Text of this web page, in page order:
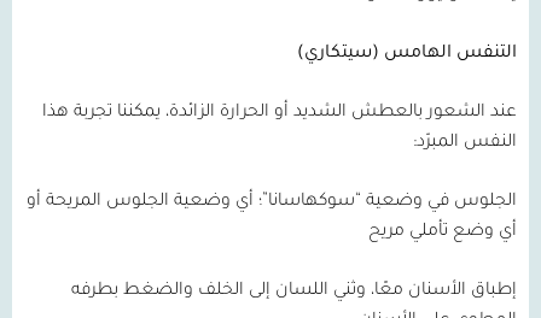
التنفس الهامس (سيتكاري)
عند الشعور بالعطش الشديد أو الحرارة الزائدة، يمكننا تجربة هذا
النفس المبرّد:
الجلوس في وضعية “سوكهاسانا”؛ أي وضعية الجلوس المريحة أو
أي وضع تأملي مريح
إطباق الأسنان معًا، وثني اللسان إلى الخلف والضغط بطرفه